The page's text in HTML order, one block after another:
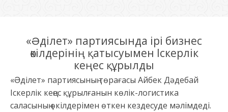
«Əділет» партиясында ірі бизнес
өкілдерінің қатысуымен Іскерлік
кеңес құрылды
«Əділет» партиясының төрағасы Айбек Дəдебай
Іскерлік кеңес құрылғанын көлік-логистика
саласының өкілдерімен өткен кездесуде мəлімдеді.